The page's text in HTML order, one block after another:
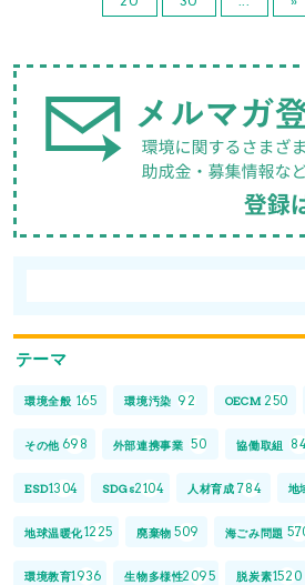
テーマ
環境全般 165 環境汚染 92 OECM 250
その他 698 外部連携事業 50 協働取組
ESD1304 SDGs2104 人材育成 784 地
地球温暖化1225 廃棄物 509 海ごみ問題
環境教育1936 生物多様性2095 脱炭素1520